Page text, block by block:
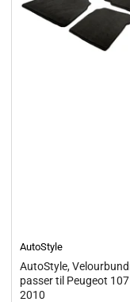
AutoStyle
AutoStyle,
passer til Peugeot
2010